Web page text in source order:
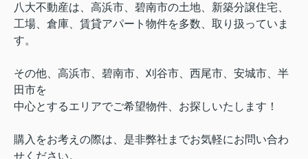
八大不動産は、高浜市、碧南市の土地、新築分譲住宅、
工場、倉庫、賃貸アパート物件を多数、取り扱っていま
す。
その他、高浜市、碧南市、刈谷市、西尾市、安城市、半
田市を
中心とするエリアでご希望物件、お探しいたします！
購入をお考えの際は、是非弊社までお気軽にお問い合わ
せください。